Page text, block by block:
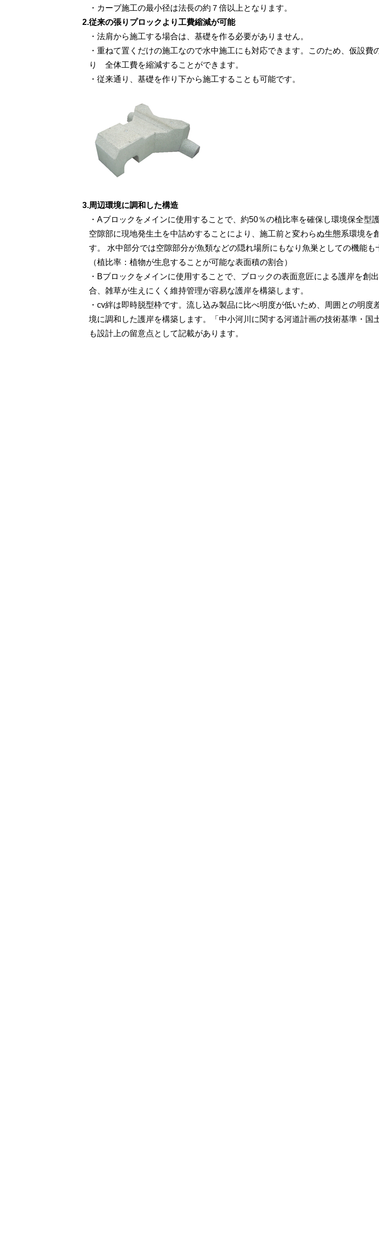
・カーブ施工の最小径は法長の約７倍以上となります。
2.従来の張りプロックより工費縮減が可能
・法肩から施工する場合は、基礎を作る必要がありません。
・重ねて置くだけの施工なので水中施工にも対応できます。このため、仮設費
り 全体工費を縮減することができます。
・従来通り、基礎を作り下から施工することも可能です。
3.周辺環境に調和した構造
・Aブロックをメインに使用することで、約50％の植比率を確保し環境保全型
空隙部に現地発生土を中詰めすることにより、施工前と変わらぬ生態系環境を
す。 水中部分では空隙部分が魚類などの隠れ場所にもなり魚巣としての機能も
（植比率：植物が生息することが可能な表面積の割合）
・Bブロックをメインに使用することで、ブロックの表面意匠による護岸を創
合、雑草が生えにくく維持管理が容易な護岸を構築します。
・cv絆は即時脱型枠です。流し込み製品に比べ明度が低いため、周囲との明度
境に調和した護岸を構築します。「中小河川に関する河道計画の技術基準・国
も設計上の留意点として記載があります。